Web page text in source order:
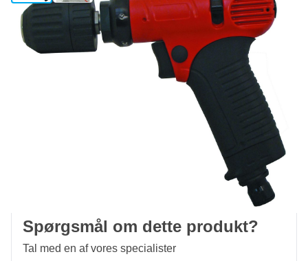
På lager
2.021,31kr. Inkl. moms
Læg i kurv
(7.072 anmeldelser)
Spørgsmål om dette produkt?
Tal med en af vores specialister